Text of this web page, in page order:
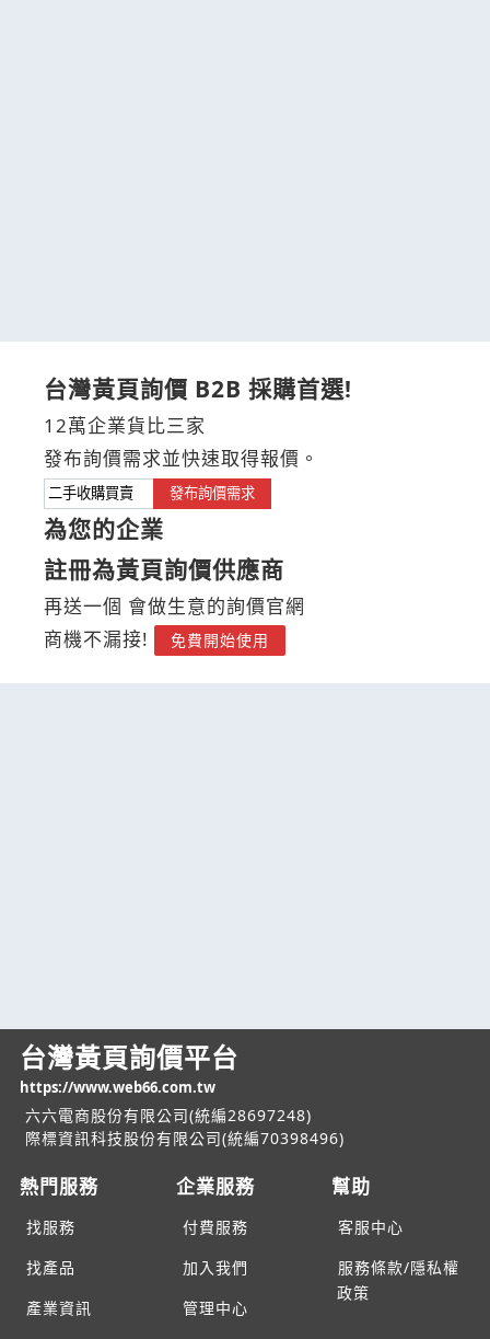
台灣黃頁詢價 B2B 採購首選!
12萬企業貨比三家
發布詢價需求並快速取得報價。
發布詢價需求
為您的企業
註冊為黃頁詢價供應商
再送一個 會做生意的詢價官網
商機不漏接!
免費開始使用
台灣黃頁詢價平台
https://www.web66.com.tw
六六電商股份有限公司(統編28697248)
際標資訊科技股份有限公司(統編70398496)
熱門服務
找服務
找產品
產業資訊
企業服務
付費服務
加入我們
管理中心
幫助
客服中心
服務條款/隱私權
政策